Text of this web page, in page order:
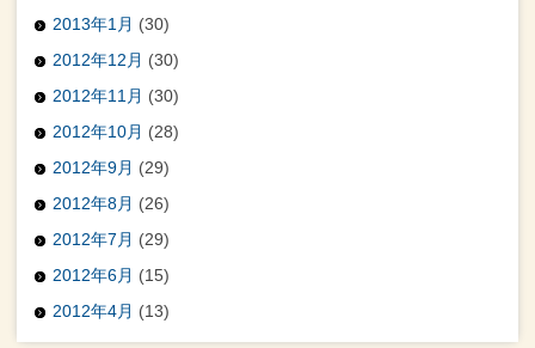
2013年1月 (30)
2012年12月 (30)
2012年11月 (30)
2012年10月 (28)
2012年9月 (29)
2012年8月 (26)
2012年7月 (29)
2012年6月 (15)
2012年4月 (13)